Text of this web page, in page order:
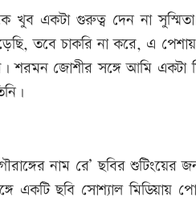
খুব একটা গুরুত্ব দেন না
তবে চাকরি না করে, এ
শরমন জোশীর সঙ্গে আমি একটা
নাম রে’ ছবির
একটি ছবি সোশ্যাল